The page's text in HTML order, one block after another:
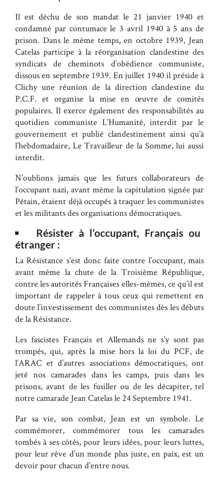
Il est déchu de son mandat le 21 janvier 1940 et
condamné par contumace le 3 avril 1940 à 5 ans de
prison. Dans le même temps, en octobre 1939, Jean
Catelas participe à la réorganisation clandestine des
syndicats de cheminots d’obédience communiste,
dissous en septembre 1939. En juillet 1940 il préside à
Clichy une réunion de la direction clandestine du
P.C.F. et organise la mise en œuvre de comités
populaires. Il exerce également des responsabilités au
quotidien communiste L’Humanité, interdit par le
gouvernement et publié clandestinement ainsi qu’à
l’hebdomadaire, Le Travailleur de la Somme, lui aussi
interdit.
N’oublions jamais que les futurs collaborateurs de
l’occupant nazi, avant même la capitulation signée par
Pétain, étaient déjà occupés à traquer les communistes
et les militants des organisations démocratiques.
Résister à l’occupant, Français ou
étranger :
La Résistance s’est donc faite contre l’occupant, mais
avant même la chute de la Troisième République,
contre les autorités Françaises elles-mêmes, ce qu’il est
important de rappeler à tous ceux qui remettent en
doute l’investissement des communistes dès les débuts
de la Résistance.
Les fascistes Français et Allemands ne s’y sont pas
trompés, qui, après la mise hors la loi du PCF, de
l’ARAC et d’autres associations démocratiques, ont
jeté nos camarades dans les camps, puis dans les
prisons, avant de les fusiller ou de les décapiter, tel
notre camarade Jean Catelas le 24 Septembre 1941.
Par sa vie, son combat, Jean est un symbole. Le
commémorer, commémorer tous les camarades
tombés à ses côtés, pour leurs idées, pour leurs luttes,
pour leur rêve d’un monde plus juste, en paix, est un
devoir pour chacun d’entre nous.